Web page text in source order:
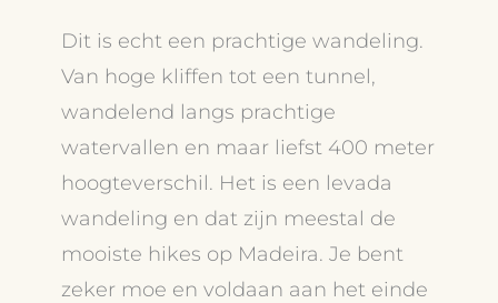
Dit is echt een prachtige wandeling.
Van hoge kliffen tot een tunnel,
wandelend langs prachtige
watervallen en maar liefst 400 meter
hoogteverschil. Het is een levada
wandeling en dat zijn meestal de
mooiste hikes op Madeira. Je bent
zeker moe en voldaan aan het einde